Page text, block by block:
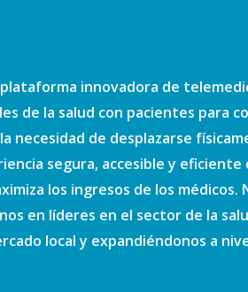
innovadora de
de la salud con pacientes para
necesidad de desplazarse
segura, accesible y eficiente
los ingresos de los médicos.
en líderes en el sector de la
local y expandiéndonos a